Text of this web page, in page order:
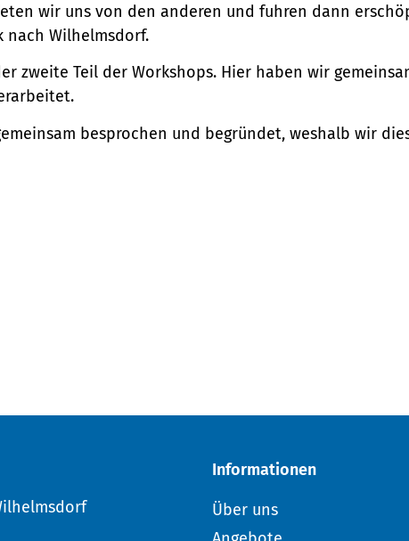
wir uns von den anderen und fuhren dann
nach Wilhelmsdorf.
zweite Teil der Workshops. Hier haben wir
besprochen und begründet, weshalb wir
Informationen
Über uns